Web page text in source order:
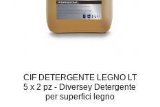
CIF DETERGENTE LEGNO LT
5 x 2 pz - Diversey Detergente
per superfici legno